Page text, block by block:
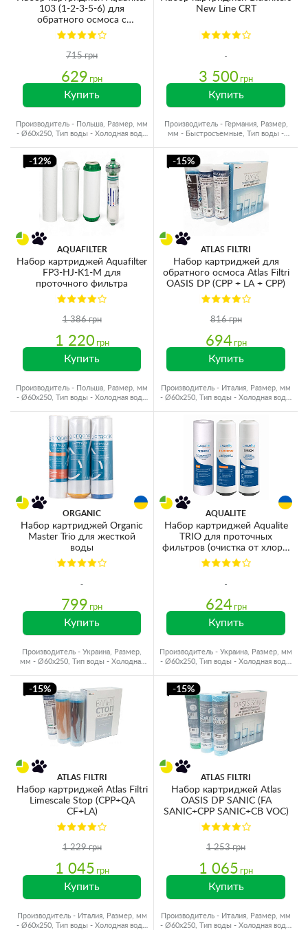
103 (1-2-3-5-6) для
обратного осмоса с
минерализатором
715 грн
629 грн
Купить
Производитель - Польша, Размер, мм
- Ø60x250, Тип воды - Холодная вода,
New Line CRT
3 500 грн
Купить
Производитель - Германия, Размер,
мм - Быстросъемные, Тип воды -
-12%
AQUAFILTER
Набор картриджей Aquafilter
FP3-HJ-K1-M для
проточного фильтра
1 386 грн
1 220 грн
Купить
Производитель - Польша, Размер, мм
- Ø60x250, Тип воды - Холодная вода,
-15%
ATLAS FILTRI
Набор картриджей для
обратного осмоса Atlas Filtri
OASIS DP (CPP + LA + CPP)
816 грн
694 грн
Купить
Производитель - Италия, Размер, мм
- Ø60x250, Тип воды - Холодная вода,
ORGANIC
Набор картриджей Organic
Master Trio для жесткой
воды
799 грн
Купить
Производитель - Украина, Размер,
мм - Ø60x250, Тип воды - Холодная
AQUALITE
Набор картриджей Aqualite
TRIO для проточных
фильтров (очистка от хлора,
органики и смягчение)
624 грн
Купить
Производитель - Украина, Размер, мм
- Ø60x250, Тип воды - Холодная вода,
-15%
ATLAS FILTRI
Набор картриджей Atlas Filtri
Limescale Stop (CPP+QA
CF+LA)
1 229 грн
1 045 грн
Купить
Производитель - Италия, Размер, мм
- Ø60x250, Тип воды - Холодная вода,
-15%
ATLAS FILTRI
Набор картриджей Atlas
OASIS DP SANIC (FA
SANIC+CPP SANIC+CB VOC)
1 253 грн
1 065 грн
Купить
Производитель - Италия, Размер, мм
- Ø60x250, Тип воды - Холодная вода,